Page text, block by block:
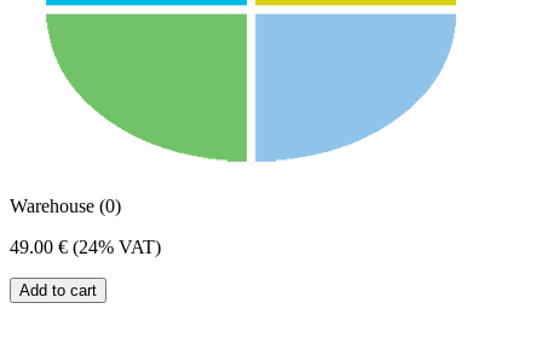
Warehouse (0)
49.00 € (24% VAT)
Add to cart